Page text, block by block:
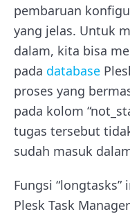
pembaruan
yang jelas. Untuk
dalam, kita bisa
pada database
proses yang
pada kolom
tugas tersebut
sudah masuk
Fungsi
Plesk Task